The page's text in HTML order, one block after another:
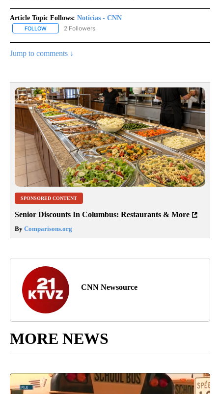
Article Topic Follows: Noticias - CNN
FOLLOW FOLLOW "NOTICIAS - CNN" TO RECEIVE NOTIFICATIONS ABOUT
2 Followers
Jump to comments ↓
SPONSORED CONTENT
Senior Discounts In Columbus: Restaurants & More
By Comparisons.org
CNN Newsource
MORE NEWS